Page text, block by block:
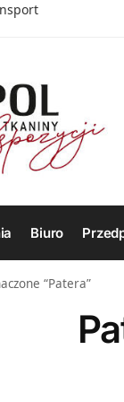
Biuro
“Patera”